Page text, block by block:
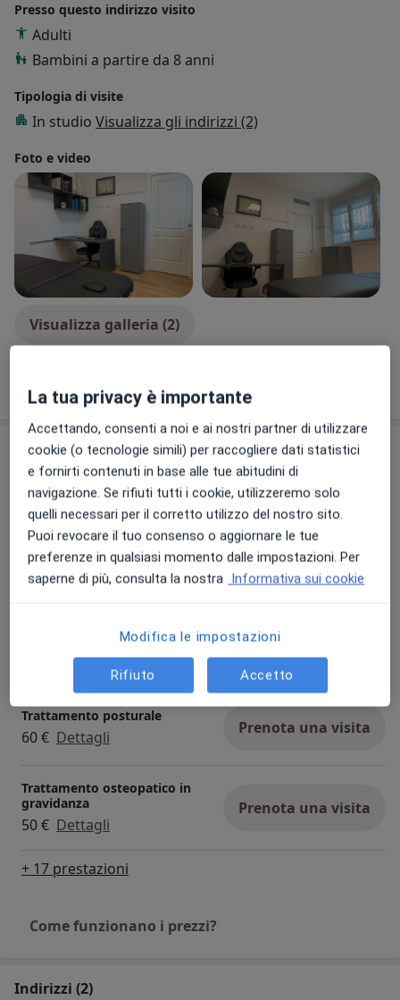
■ Corsi di formazione post-graduate: Osteopatia
Neurologica Avanzata TCIO Milano 03/12/2023
Presso questo indirizzo visito
Adulti
Bambini a partire da 8 anni
Tipologia di visite
In studio Visualizza gli indirizzi (2)
Foto e video
Visualizza galleria (2)
sull'esperienza
Prestazioni e prezzi
Prima visita osteopatica
Da 50 € Dettagli Prenota una visita
Visita osteopatica
Da 50 € Dettagli Prenota una visita
Visita di controllo
50 € - 60 € Dettagli Prenota una visita
Trattamento posturale
60 € Dettagli Prenota una visita
Trattamento osteopatico in
gravidanza
50 € Dettagli
Prenota una visita
+ 17 prestazioni
Come funzionano i prezzi?
Indirizzi (2)
La tua privacy è importante
Accettando, consenti a noi e ai nostri partner di utilizzare
cookie (o tecnologie simili) per raccogliere dati statistici
e fornirti contenuti in base alle tue abitudini di
navigazione. Se rifiuti tutti i cookie, utilizzeremo solo
quelli necessari per il corretto utilizzo del nostro sito.
Puoi revocare il tuo consenso o aggiornare le tue
preferenze in qualsiasi momento dalle impostazioni. Per
saperne di più, consulta la nostra Informativa sui cookie
Modifica le impostazioni
Rifiuto Accetto